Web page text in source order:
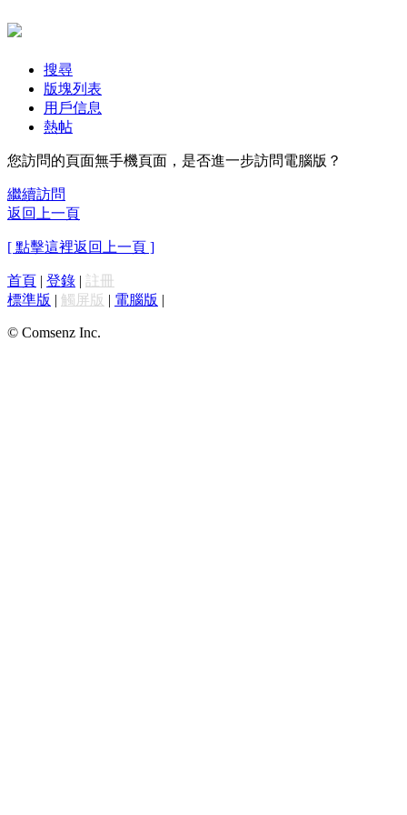
搜尋
版塊列表
用戶信息
熱帖
您訪問的頁面無手機頁面，是否進一步訪問電腦版？
繼續訪問
返回上一頁
[ 點擊這裡返回上一頁 ]
首頁 | 登錄 | 註冊
標準版 | 觸屏版 | 電腦版 |
© Comsenz Inc.